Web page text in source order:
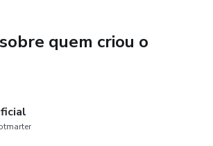
quem criou o